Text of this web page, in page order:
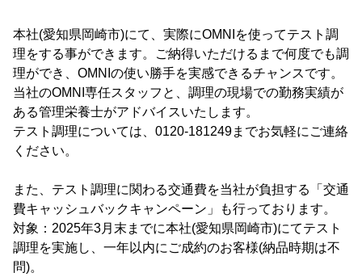
本社(愛知県岡崎市)にて、実際にOMNIを使ってテスト調
理をする事ができます。ご納得いただけるまで何度でも調
理ができ、OMNIの使い勝手を実感できるチャンスです。
当社のOMNI専任スタッフと、調理の現場での勤務実績が
ある管理栄養士がアドバイスいたします。
テスト調理については、0120-181249までお気軽にご連絡
ください。
また、テスト調理に関わる交通費を当社が負担する「交通
費キャッシュバックキャンペーン」も行っております。
対象：2025年3月末までに本社(愛知県岡崎市)にてテスト
調理を実施し、一年以内にご成約のお客様(納品時期は不
問)。